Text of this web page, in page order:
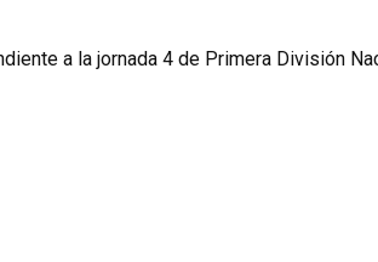
a la jornada 4 de Primera División